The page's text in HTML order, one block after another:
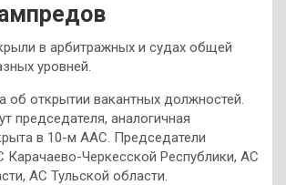
в арбитражных и судах общей
уровней.
об открытии вакантных должностей.
председателя, аналогичная
в 10-м ААС. Председатели
Карачаево-Черкесской Республики, АС
АС Тульской области.